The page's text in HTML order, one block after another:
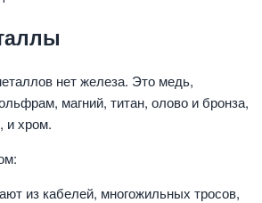
нет железа. Это медь,
магний, титан, олово и бронза,
и хром.
из кабелей, многожильных тросов,